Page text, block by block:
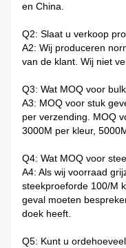
en China.
Q2: Slaat u verkoop
A2: Wij produceren
van de klant. Wij niet
Q3: Wat MOQ voor
A3: MOQ voor stuk
per verzending. MOQ
3000M per kleur,
Q4: Wat MOQ voor
A4: Als wij voorraad
steekproeforde 100/M
geval moeten
doek heeft.
Q5: Kunt u